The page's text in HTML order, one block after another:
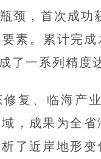
颈，首次成
素。累计完
了一系列精度
复、临海产
，成果为全
了近岸地形